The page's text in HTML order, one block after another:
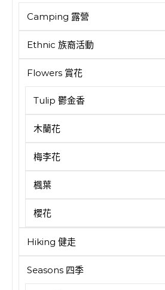
Camping 露營
Ethnic 族裔活動
Flowers 賞花
Tulip 鬱金香
木蘭花
梅李花
楓葉
櫻花
Hiking 健走
Seasons 四季